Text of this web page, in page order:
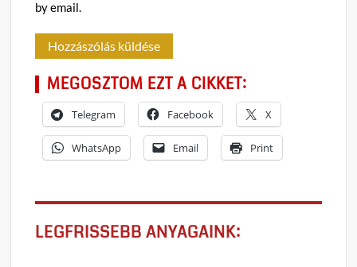
by email.
MEGOSZTOM EZT A CIKKET:
Telegram Facebook X
WhatsApp Email Print
LEGFRISSEBB ANYAGAINK: